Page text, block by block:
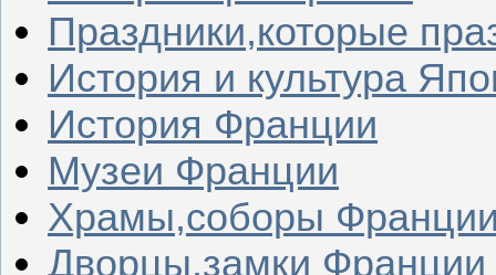
Праздники,которые
История и культура
История Франции
Музеи Франции
Храмы,соборы
Дворцы,замки Франции